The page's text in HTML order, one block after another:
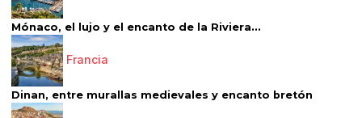
Mónaco, el lujo y el encanto de la Riviera...
Francia
Dinan, entre murallas medievales y encanto bretón